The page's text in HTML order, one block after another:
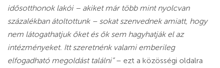
idősotthonok lakói – akiket már több mint nyolcvan
százalékban átoltottunk – sokat szenvednek amiatt, hogy
nem látogathatjuk őket és ők sem hagyhatják el az
intézményeket. Itt szeretnénk valami emberileg
elfogadható megoldást találni”– ezt a közösségi oldalra